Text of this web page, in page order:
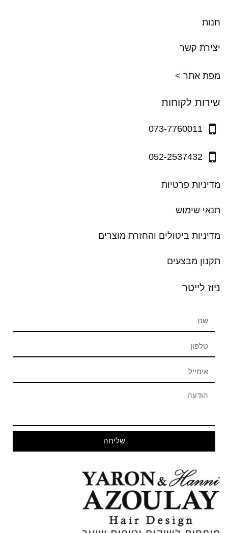
חנות
יצירת קשר
מפת אתר >
שירות לקוחות
073-7760011
052-2537432
מדיניות פרטיות
תנאי שימוש
מדיניות ביטולים והחזרת מוצרים
תקנון מבצעים
ניוז לייטר
שליחה